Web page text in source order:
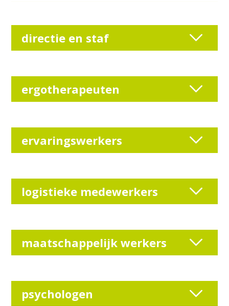
directie en staf
ergotherapeuten
ervaringswerkers
logistieke medewerkers
maatschappelijk werkers
psychologen